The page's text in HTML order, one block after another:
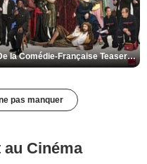
De la Comédie-Française Teaser VF
pas manquer
Cinéma